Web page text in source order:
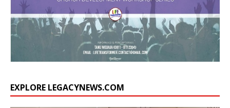
EXPLORE LEGACYNEWS.COM